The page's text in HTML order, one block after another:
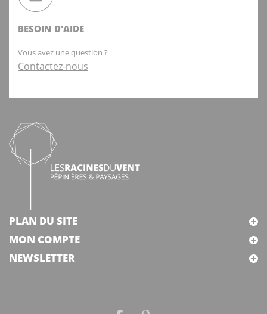
BESOIN D'AIDE
Vous avez une question ?
Contactez-nous
PLAN DU SITE
MON COMPTE
NEWSLETTER